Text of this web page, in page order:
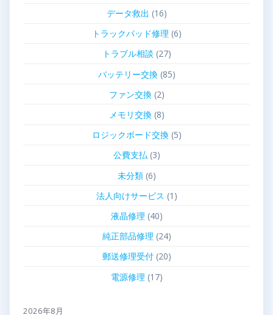
データ救出 (16)
トラックパッド修理 (6)
トラブル相談 (27)
バッテリー交換(85)
ファン交換(2)
メモリ交換(8)
ロジックボード交換(5)
公費支払(3)
未分類(6)
法人向けサービス (1)
液晶修理 (40)
純正部品修理 (24)
郵送修理受付(20)
電源修理 (17)
2026年8月